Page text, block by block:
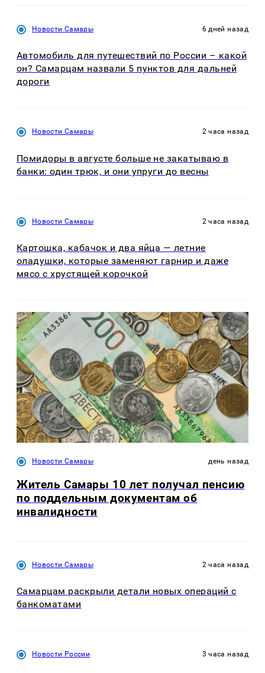
Новости Самары 6 дней назад
Автомобиль для путешествий по России – какой
он? Самарцам назвали 5 пунктов для дальней
дороги
Новости Самары 2 часа назад
Помидоры в августе больше не закатываю в
банки: один трюк, и они упруги до весны
Новости Самары 2 часа назад
Картошка, кабачок и два яйца — летние
оладушки, которые заменяют гарнир и даже
мясо с хрустящей корочкой
Новости Самары день назад
Житель Самары 10 лет получал пенсию
по поддельным документам об
инвалидности
Новости Самары 2 часа назад
Самарцам раскрыли детали новых операций с
банкоматами
Новости России 3 часа назад